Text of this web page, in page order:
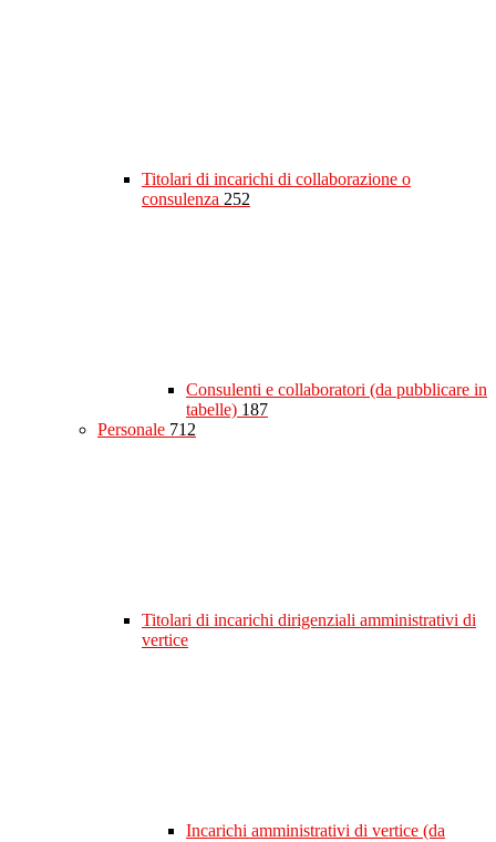
Titolari di incarichi di collaborazione o
consulenza 252
Consulenti e collaboratori (da pubblicare in
tabelle) 187
Personale 712
Titolari di incarichi dirigenziali amministrativi di
vertice
Incarichi amministrativi di vertice (da